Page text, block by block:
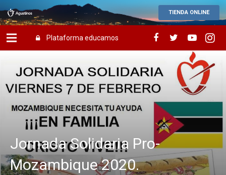
TIENDA ONLINE
Plataforma educamos
Jornada Solidaria Pro-
Mozambique 2020.